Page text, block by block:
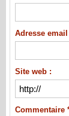
Adresse
Site web :
Commentaire